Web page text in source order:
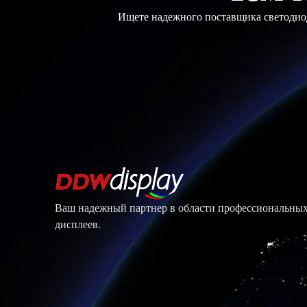
Ищете надежного поставщика
Ваш надежный партнер в области
дисплеев.